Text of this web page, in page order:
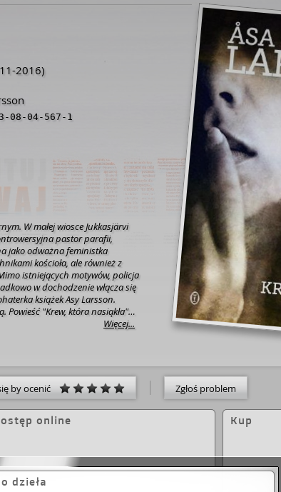
2016)
08-04-567-1
W małej wiosce Jukkasjärvi
pastor parafii,
jako odważna feministka
kościoła, ale również z
istniejących motywów, policja
w dochodzenie włącza się
książek Asy Larsson.
Powieść "Krew, która nasiąkła"
Więcej...
by ocenić Zgłoś problem
online Kup
dzieła